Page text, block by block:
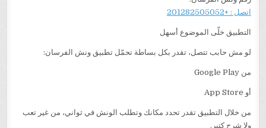
اتصل : +201282505052
التطبيق خلّى الموضوع أسهل
لو مش حابب تتصل، تقدر بكل بساطة تحمّل تطبيق ونش الفرسان:
من Google Play
أو App Store
من خلال التطبيق تقدر تحدد مكانك وتطلب الونش في ثواني، من غير تعب
ولا شرح كتير.